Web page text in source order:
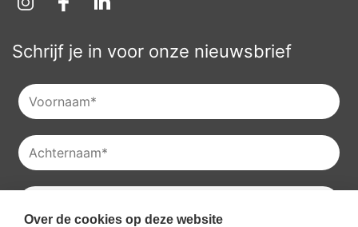
Schrijf je in voor onze nieuwsbrief
Over de cookies op deze website